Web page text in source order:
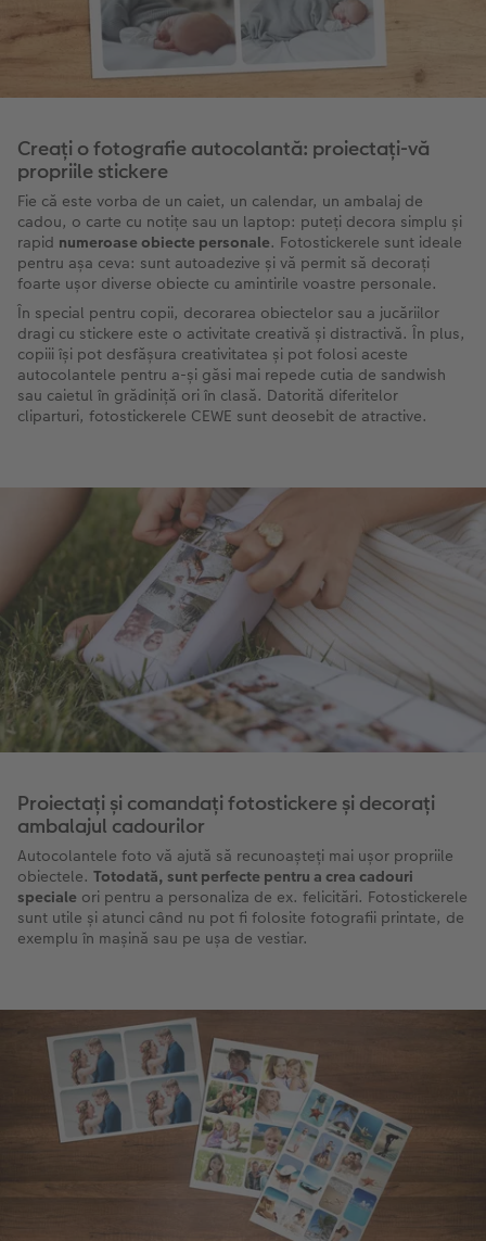
Creați o fotografie autocolantă: proiectați-vă
propriile stickere
Fie că este vorba de un caiet, un calendar, un ambalaj de
cadou, o carte cu notițe sau un laptop: puteți decora simplu și
rapid numeroase obiecte personale. Fotostickerele sunt ideale
pentru așa ceva: sunt autoadezive și vă permit să decorați
foarte ușor diverse obiecte cu amintirile voastre personale.
În special pentru copii, decorarea obiectelor sau a jucăriilor
dragi cu stickere este o activitate creativă și distractivă. În plus,
copiii își pot desfășura creativitatea și pot folosi aceste
autocolantele pentru a-și găsi mai repede cutia de sandwish
sau caietul în grădiniță ori în clasă. Datorită diferitelor
cliparturi, fotostickerele CEWE sunt deosebit de atractive.
Proiectați și comandați fotostickere și decorați
ambalajul cadourilor
Autocolantele foto vă ajută să recunoașteți mai ușor propriile
obiectele. Totodată, sunt perfecte pentru a crea cadouri
speciale ori pentru a personaliza de ex. felicitări. Fotostickerele
sunt utile și atunci când nu pot fi folosite fotografii printate, de
exemplu în mașină sau pe ușa de vestiar.